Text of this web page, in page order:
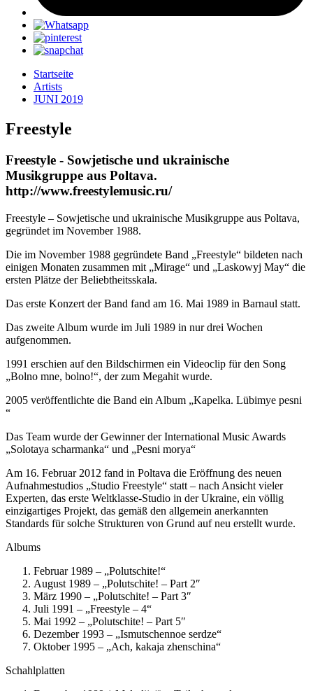
Startseite
Artists
JUNI 2019
Freеstyle
Freеstyle - Sowjetische und ukrainische
Musikgruppe aus Poltava.
http://www.freestylemusic.ru/
Freеstyle – Sowjetische und ukrainische Musikgruppe aus Poltava,
gegründet im November 1988.
Die im November 1988 gegründete Band „Freestyle“ bildeten nach
einigen Monaten zusammen mit „Mirage“ und „Laskowyj May“ die
ersten Plätze der Beliebtheitsskala.
Das erste Konzert der Band fand am 16. Mai 1989 in Barnaul statt.
Das zweite Album wurde im Juli 1989 in nur drei Wochen
aufgenommen.
1991 erschien auf den Bildschirmen ein Videoclip für den Song
„Bolno mne, bolno!“, der zum Megahit wurde.
2005 veröffentlichte die Band ein Album „Kapelka. Lübimye pesni
“
Das Team wurde der Gewinner der International Music Awards
„Solotaya scharmanka“ und „Pesni morya“
Am 16. Februar 2012 fand in Poltava die Eröffnung des neuen
Aufnahmestudios „Studio Freestyle“ statt – nach Ansicht vieler
Experten, das erste Weltklasse-Studio in der Ukraine, ein völlig
einzigartiges Projekt, das gemäß den allgemein anerkannten
Standards für solche Strukturen von Grund auf neu erstellt wurde.
Albums
Februar 1989 – „Polutschite!“
August 1989 – „Polutschite! – Part 2″
März 1990 – „Polutschite! – Part 3″
Juli 1991 – „Freestyle – 4“
Mai 1992 – „Polutschite! – Part 5″
Dezember 1993 – „Ismutschennoe serdze“
Oktober 1995 – „Ach, kakaja zhenschina“
Schahlplatten